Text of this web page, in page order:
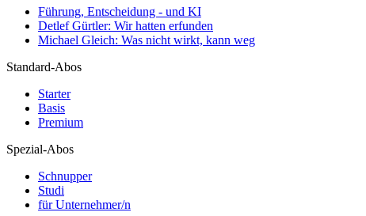
Führung, Entscheidung - und KI
Detlef Gürtler: Wir hatten erfunden
Michael Gleich: Was nicht wirkt, kann weg
Standard-Abos
Starter
Basis
Premium
Spezial-Abos
Schnupper
Studi
für Unternehmer/n